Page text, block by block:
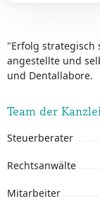
"Erfolg strategisch
angestellte und
und Dentallabore.
Team der
Steuerberater
Rechtsanwälte
Mitarbeiter